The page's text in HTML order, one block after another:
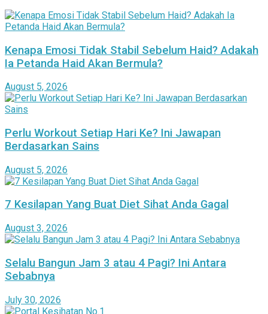
Kenapa Emosi Tidak Stabil Sebelum Haid? Adakah
Ia Petanda Haid Akan Bermula?
August 5, 2026
Perlu Workout Setiap Hari Ke? Ini Jawapan
Berdasarkan Sains
August 5, 2026
7 Kesilapan Yang Buat Diet Sihat Anda Gagal
August 3, 2026
Selalu Bangun Jam 3 atau 4 Pagi? Ini Antara
Sebabnya
July 30, 2026